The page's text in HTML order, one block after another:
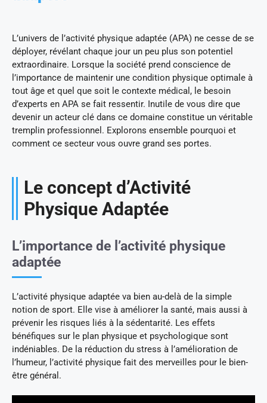
L’univers de l’activité physique adaptée (APA) ne cesse de se
déployer, révélant chaque jour un peu plus son potentiel
extraordinaire. Lorsque la société prend conscience de
l’importance de maintenir une condition physique optimale à
tout âge et quel que soit le contexte médical, le besoin
d’experts en APA se fait ressentir. Inutile de vous dire que
devenir un acteur clé dans ce domaine constitue un véritable
tremplin professionnel. Explorons ensemble pourquoi et
comment ce secteur vous ouvre grand ses portes.
Le concept d’Activité
Physique Adaptée
L’importance de l’activité physique
adaptée
L’activité physique adaptée va bien au-delà de la simple
notion de sport. Elle vise à améliorer la santé, mais aussi à
prévenir les risques liés à la sédentarité. Les effets
bénéfiques sur le plan physique et psychologique sont
indéniables. De la réduction du stress à l’amélioration de
l’humeur, l’activité physique fait des merveilles pour le bien-
être général.